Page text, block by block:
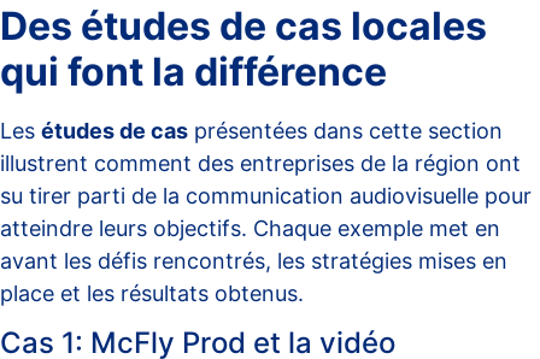
Des études de cas locales
qui font la différence
Les études de cas présentées dans cette section
illustrent comment des entreprises de la région ont
su tirer parti de la communication audiovisuelle pour
atteindre leurs objectifs. Chaque exemple met en
avant les défis rencontrés, les stratégies mises en
place et les résultats obtenus.
Cas 1: McFly Prod et la vidéo